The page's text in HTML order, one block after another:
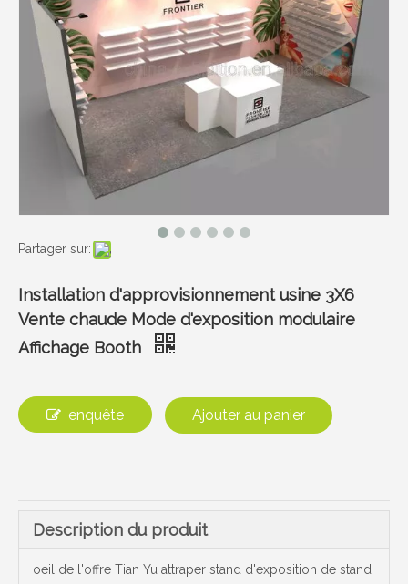
Partager sur:
Installation d'approvisionnement usine 3X6
Vente chaude Mode d'exposition modulaire
Affichage Booth
enquête Ajouter au panier
Description du produit
oeil de l'offre Tian Yu attraper stand d'exposition de stand